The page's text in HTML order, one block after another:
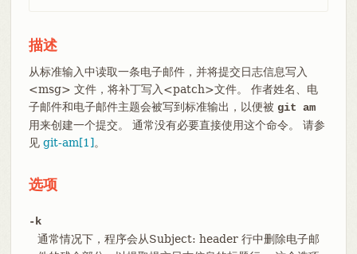
描述
从标准输入中读取一条电子邮件，并将提交日志信息写入
<msg> 文件，将补丁写入<patch>文件。 作者姓名、电
子邮件和电子邮件主题会被写到标准输出，以便被 git am
用来创建一个提交。 通常没有必要直接使用这个命令。 请参
见 git-am[1] 。
选项
-k
通常情况下，程序会从Subject: header 行中删除电子邮